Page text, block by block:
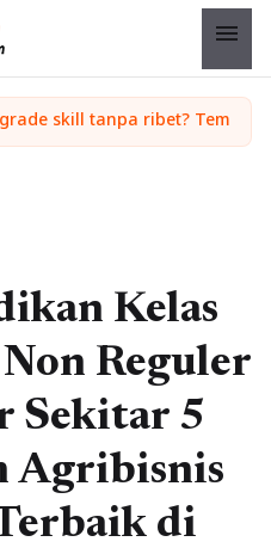
menu
Kelas
Reguler
Sekitar 5
Agribisnis
di